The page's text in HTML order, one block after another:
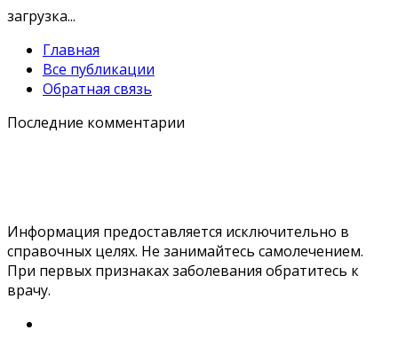
загрузка...
Главная
Все публикации
Обратная связь
Последние комментарии
Информация предоставляется исключительно в
справочных целях. Не занимайтесь самолечением.
При первых признаках заболевания обратитесь к
врачу.